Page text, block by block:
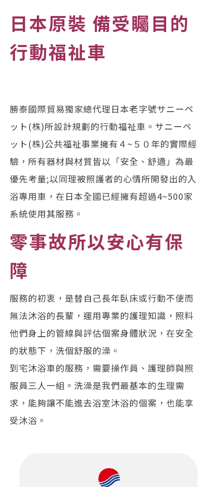
日本原裝 備受矚目的
行動福祉車
勝泰國際貿易獨家總代理日本老字號サニーペ
ット(株)所設計規劃的行動福祉車。サニーペ
ット(株)公共福祉事業擁有４~５０年的實際經
驗，所有器材與材質皆以「安全、舒適」為最
優先考量;以同理被照護者的心情所開發出的入
浴專用車，在日本全國已經擁有超過4~500家
系統使用其服務。
零事故所以安心有保
障
服務的初衷，是替自己長年臥床或行動不便而
無法沐浴的長輩，運用專業的護理知識，照料
他們身上的管線與評估個案身體狀況，在安全
的狀態下，洗個舒服的澡。
到宅沐浴車的服務，需要操作員、護理師與照
服員三人一組。洗澡是我們最基本的生理需
求，能夠讓不能進去浴室沐浴的個案，也能享
受沐浴。